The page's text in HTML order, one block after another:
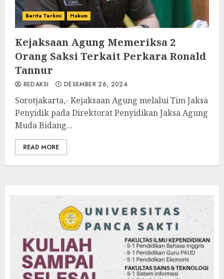
Berita Terkini Hukum
Kejaksaan Agung Memeriksa 2
Orang Saksi Terkait Perkara Ronald
Tannur
REDAKSI DESEMBER 26, 2024
Sorotjakarta,- Kejaksaan Agung melalui Tim Jaksa
Penyidik pada Direktorat Penyidikan Jaksa Agung
Muda Bidang...
READ MORE